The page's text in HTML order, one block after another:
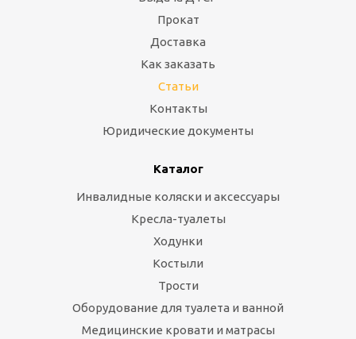
Прокат
Доставка
Как заказать
Статьи
Контакты
Юридические документы
Каталог
Инвалидные коляски и аксессуары
Кресла-туалеты
Ходунки
Костыли
Трости
Оборудование для туалета и ванной
Медицинские кровати и матрасы